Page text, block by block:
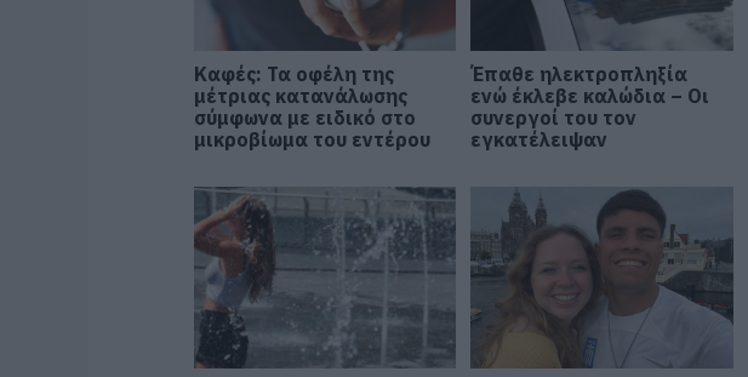
Καφές: Τα οφέλη της
μέτριας κατανάλωσης
σύμφωνα με ειδικό στο
μικροβίωμα του εντέρου
Έπαθε ηλεκτροπληξία
ενώ έκλεβε καλώδια – Οι
συνεργοί του τον
εγκατέλειψαν